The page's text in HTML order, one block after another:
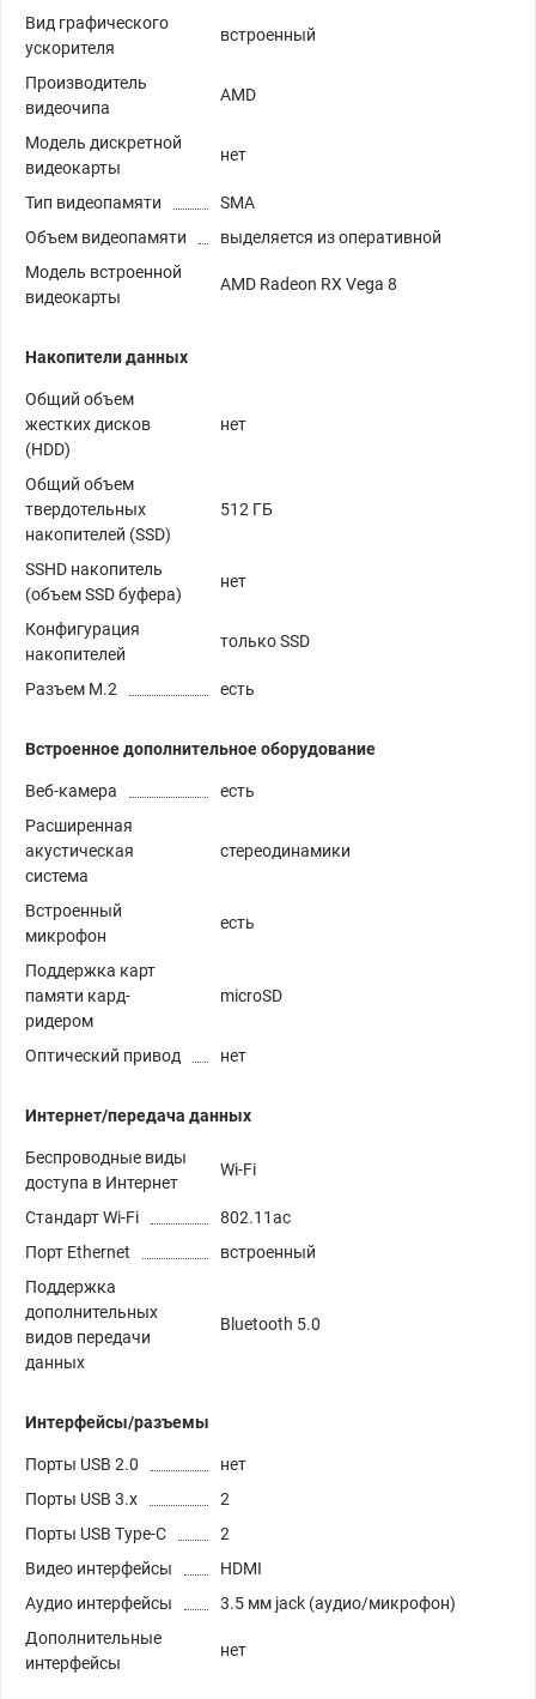
Вид графического
ускорителя
встроенный
Производитель
видеочипа
AMD
Модель дискретной
видеокарты
нет
Тип видеопамяти
SMA
Объем видеопамяти
выделяется из оперативной
Модель встроенной
видеокарты
AMD Radeon RX Vega 8
Накопители данных
Общий объем
жестких дисков
(HDD)
нет
Общий объем
твердотельных
накопителей (SSD)
512 ГБ
SSHD накопитель
(объем SSD буфера)
нет
Конфигурация
накопителей
только SSD
Разъем M.2 есть
Встроенное дополнительное оборудование
Веб-камера
есть
Расширенная
акустическая
система
стереодинамики
Встроенный
микрофон
есть
Поддержка карт
памяти кард-
ридером
microSD
Оптический привод нет
Интернет/передача данных
Беспроводные виды
доступа в Интернет
Wi-Fi
Стандарт Wi-Fi
802.11ac
Порт Ethernet
встроенный
Поддержка
дополнительных
видов передачи
данных
Bluetooth 5.0
Интерфейсы/разъемы
Порты USB 2.0
нет
Порты USB 3.х
2
Порты USB Type-C
2
Видео интерфейсы
HDMI
Аудио интерфейсы
3.5 мм jack (аудио/микрофон)
Дополнительные
интерфейсы
нет